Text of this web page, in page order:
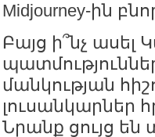
Midjourney-ին
Բայց ի՞նչ ասել
մանկության
լուսանկարներ
Նրանք ցույց